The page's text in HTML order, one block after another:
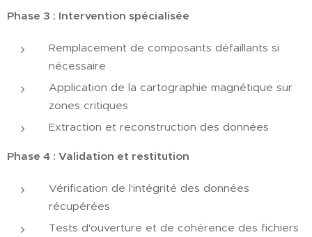
Phase 3 : Intervention spécialisée
Remplacement de composants défaillants si
nécessaire
Application de la cartographie magnétique sur
zones critiques
Extraction et reconstruction des données
Phase 4 : Validation et restitution
Vérification de l'intégrité des données
récupérées
Tests d'ouverture et de cohérence des fichiers